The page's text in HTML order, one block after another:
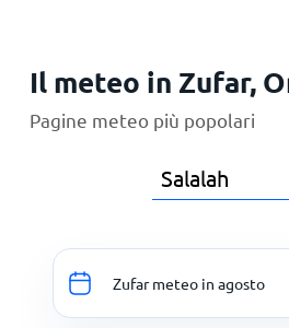
Il meteo in Zufar,
Pagine meteo più popolari
Zufar meteo in agosto